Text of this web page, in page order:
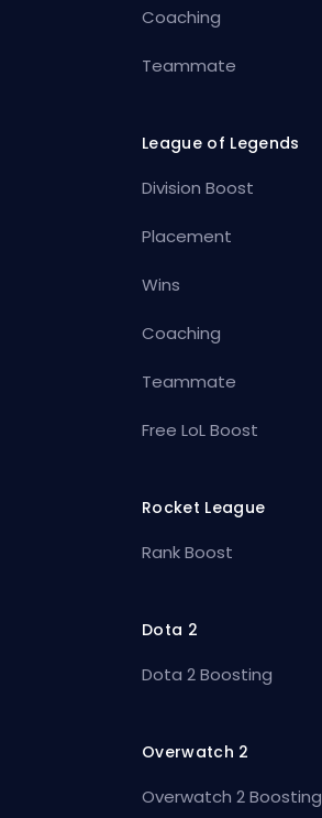
Coaching
Teammate
League of Legends
Division Boost
Placement
Wins
Coaching
Teammate
Free LoL Boost
Rocket League
Rank Boost
Dota 2
Dota 2 Boosting
Overwatch 2
Overwatch 2 Boosting